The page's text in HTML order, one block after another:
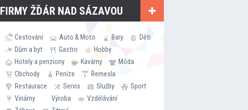
FIRMY ŽĎÁR NAD SÁZAVOU
Cestování Auto & Moto Bary
Děti
Dům a byt
Gastro
Hobby
Hotely a penziony
Kavárny
Móda
Obchody
Peníze
Řemesla
Restaurace
Servis Služby
Sport
Vinárny
Výroba
Vzdělávání